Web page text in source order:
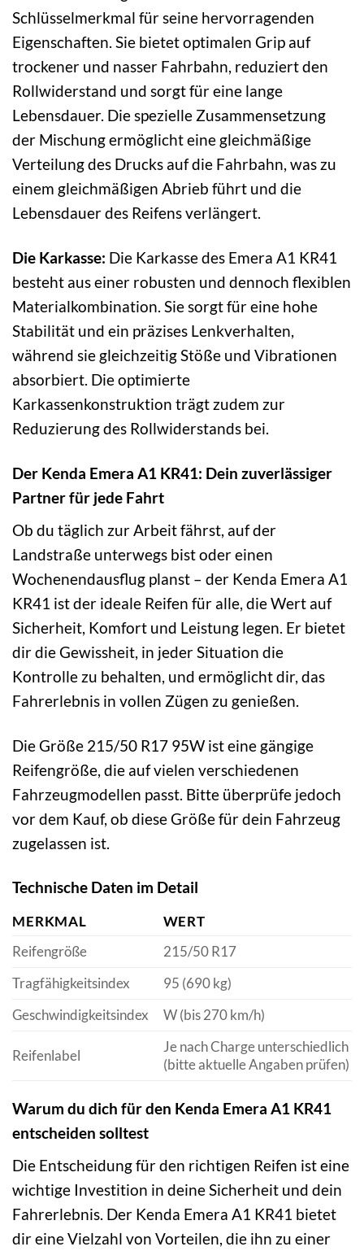
Schlüsselmerkmal für seine hervorragenden
Eigenschaften. Sie bietet optimalen Grip auf
trockener und nasser Fahrbahn, reduziert den
Rollwiderstand und sorgt für eine lange
Lebensdauer. Die spezielle Zusammensetzung
der Mischung ermöglicht eine gleichmäßige
Verteilung des Drucks auf die Fahrbahn, was zu
einem gleichmäßigen Abrieb führt und die
Lebensdauer des Reifens verlängert.
Die Karkasse: Die Karkasse des Emera A1 KR41
besteht aus einer robusten und dennoch flexiblen
Materialkombination. Sie sorgt für eine hohe
Stabilität und ein präzises Lenkverhalten,
während sie gleichzeitig Stöße und Vibrationen
absorbiert. Die optimierte
Karkassenkonstruktion trägt zudem zur
Reduzierung des Rollwiderstands bei.
Der Kenda Emera A1 KR41: Dein zuverlässiger
Partner für jede Fahrt
Ob du täglich zur Arbeit fährst, auf der
Landstraße unterwegs bist oder einen
Wochenendausflug planst – der Kenda Emera A1
KR41 ist der ideale Reifen für alle, die Wert auf
Sicherheit, Komfort und Leistung legen. Er bietet
dir die Gewissheit, in jeder Situation die
Kontrolle zu behalten, und ermöglicht dir, das
Fahrerlebnis in vollen Zügen zu genießen.
Die Größe 215/50 R17 95W ist eine gängige
Reifengröße, die auf vielen verschiedenen
Fahrzeugmodellen passt. Bitte überprüfe jedoch
vor dem Kauf, ob diese Größe für dein Fahrzeug
zugelassen ist.
Technische Daten im Detail
MERKMAL
WERT
Reifengröße
215/50 R17
Tragfähigkeitsindex
95 (690 kg)
Geschwindigkeitsindex
W (bis 270 km/h)
Reifenlabel
Je nach Charge unterschiedlich
(bitte aktuelle Angaben prüfen)
Warum du dich für den Kenda Emera A1 KR41
entscheiden solltest
Die Entscheidung für den richtigen Reifen ist eine
wichtige Investition in deine Sicherheit und dein
Fahrerlebnis. Der Kenda Emera A1 KR41 bietet
dir eine Vielzahl von Vorteilen, die ihn zu einer